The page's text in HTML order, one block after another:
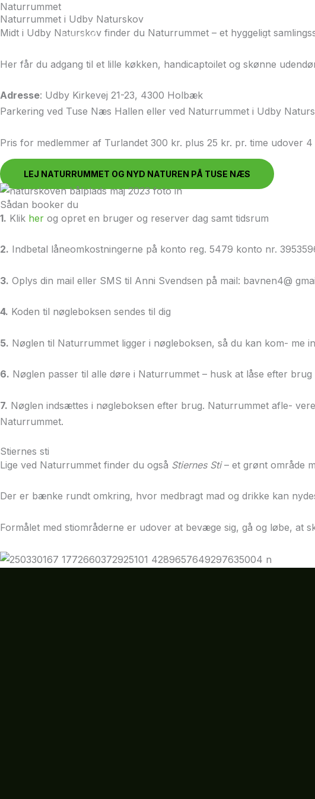
Gå
til
indholdet
Bestyrelsen
Naturrummet
Naturrummet i Udby Naturskov
Midt i Udby Naturskov finder du Naturrummet – et hyggeligt
Her får du adgang til et lille køkken, handicaptoilet og skønne
Adresse: Udby Kirkevej 21-23, 4300 Holbæk
Parkering ved Tuse Næs Hallen eller ved Naturrummet i Udby
Pris for medlemmer af Turlandet 300 kr. plus 25 kr. pr. time udover
LEJ NATURRUMMET OG NYD NATUREN PÅ TUSE NÆS
Sådan booker du
1. Klik her og opret en bruger og reserver dag samt tidsrum
2. Indbetal låneomkostningerne på konto reg. 5479 konto nr.
3. Oplys din mail eller SMS til Anni Svendsen på mail: bavnen4@
4. Koden til nøgleboksen sendes til dig
5. Nøglen til Naturrummet ligger i nøgleboksen, så du kan kom- me
6. Nøglen passer til alle døre i Naturrummet – husk at låse efter
7. Nøglen indsættes i nøgleboksen efter brug. Naturrummet afle-
Naturrummet.
Stiernes sti
Lige ved Naturrummet finder du også Stiernes Sti– et grønt område
Der er bænke rundt omkring, hvor medbragt mad og drikke kan
Formålet med stiområderne er udover at bevæge sig, gå og løbe, at